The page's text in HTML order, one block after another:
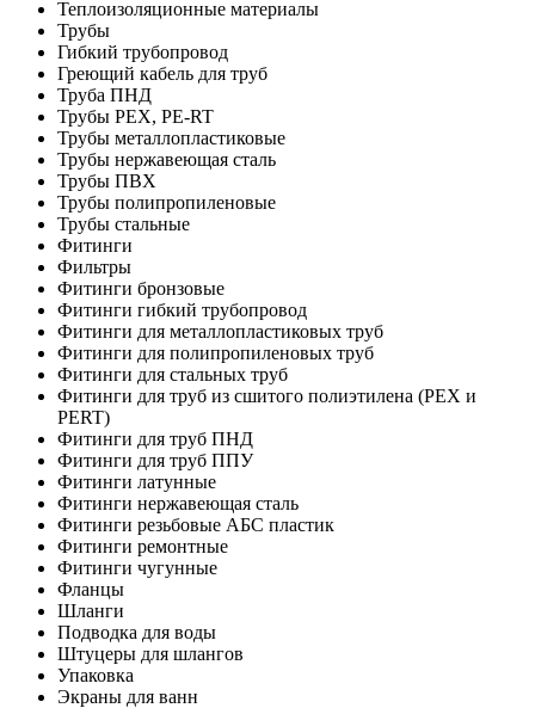
Теплоизоляционные материалы
Трубы
Гибкий трубопровод
Греющий кабель для труб
Труба ПНД
Трубы PEX, PE-RT
Трубы металлопластиковые
Трубы нержавеющая сталь
Трубы ПВХ
Трубы полипропиленовые
Трубы стальные
Фитинги
Фильтры
Фитинги бронзовые
Фитинги гибкий трубопровод
Фитинги для металлопластиковых труб
Фитинги для полипропиленовых труб
Фитинги для стальных труб
Фитинги для труб из сшитого полиэтилена (PEX и
PERT)
Фитинги для труб ПНД
Фитинги для труб ППУ
Фитинги латунные
Фитинги нержавеющая сталь
Фитинги резьбовые АБС пластик
Фитинги ремонтные
Фитинги чугунные
Фланцы
Шланги
Подводка для воды
Штуцеры для шлангов
Упаковка
Экраны для ванн